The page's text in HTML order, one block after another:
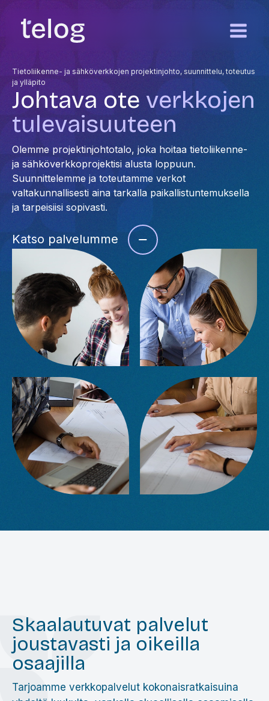
Tietoliikenne- ja sähköverkkojen projektinjohto, suunnittelu, toteutus
ja ylläpito
Johtava ote verkkojen
tulevaisuuteen
Olemme projektinjohtotalo, joka hoitaa tietoliikenne-
ja sähköverkkoprojektisi alusta loppuun.
Suunnittelemme ja toteutamme verkot
valtakunnallisesti aina tarkalla paikallistuntemuksella
ja tarpeisiisi sopivasti.
Katso palvelumme
Skaalautuvat palvelut
joustavasti ja oikeilla
osaajilla
Tarjoamme verkkopalvelut kokonaisratkaisuina